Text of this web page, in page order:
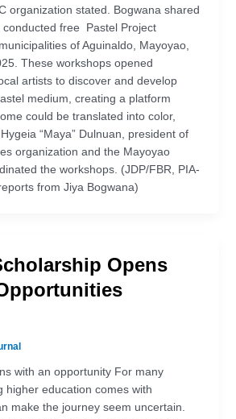
organization stated. Bogwana shared
conducted free Pastel Project
of Aguinaldo, Mayoyao,
These workshops opened
artists to discover and develop
medium, creating a platform
could be translated into color,
“Maya” Dulnuan, president of
organization and the Mayoyao
the workshops. (JDP/FBR, PIA-
reports from Jiya Bogwana)
Opens
with an opportunity For many
higher education comes with
make the journey seem uncertain.